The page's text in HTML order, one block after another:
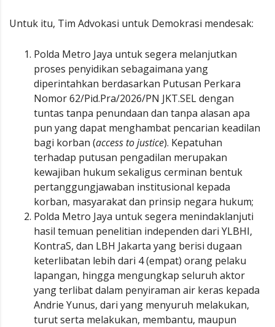
Untuk itu, Tim Advokasi untuk Demokrasi mendesak:
Polda Metro Jaya untuk segera melanjutkan
proses penyidikan sebagaimana yang
diperintahkan berdasarkan Putusan Perkara
Nomor 62/Pid.Pra/2026/PN JKT.SEL dengan
tuntas tanpa penundaan dan tanpa alasan apa
pun yang dapat menghambat pencarian keadilan
bagi korban (access to justice). Kepatuhan
terhadap putusan pengadilan merupakan
kewajiban hukum sekaligus cerminan bentuk
pertanggungjawaban institusional kepada
korban, masyarakat dan prinsip negara hukum;
Polda Metro Jaya untuk segera menindaklanjuti
hasil temuan penelitian independen dari YLBHI,
KontraS, dan LBH Jakarta yang berisi dugaan
keterlibatan lebih dari 4 (empat) orang pelaku
lapangan, hingga mengungkap seluruh aktor
yang terlibat dalam penyiraman air keras kepada
Andrie Yunus, dari yang menyuruh melakukan,
turut serta melakukan, membantu, maupun